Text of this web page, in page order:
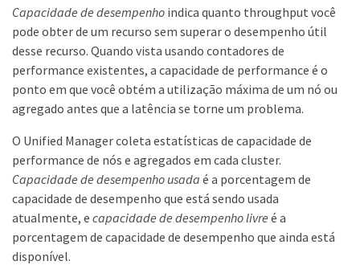
Capacidade de desempenho indica quanto throughput você
pode obter de um recurso sem superar o desempenho útil
desse recurso. Quando vista usando contadores de
performance existentes, a capacidade de performance é o
ponto em que você obtém a utilização máxima de um nó ou
agregado antes que a latência se torne um problema.
O Unified Manager coleta estatísticas de capacidade de
performance de nós e agregados em cada cluster.
Capacidade de desempenho usada é a porcentagem de
capacidade de desempenho que está sendo usada
atualmente, e capacidade de desempenho livre é a
porcentagem de capacidade de desempenho que ainda está
disponível.